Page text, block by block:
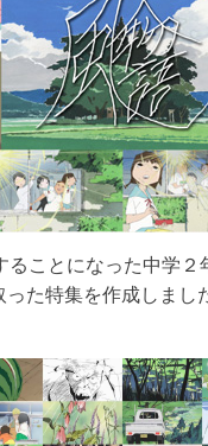
ることになった中学
た特集を作成しま